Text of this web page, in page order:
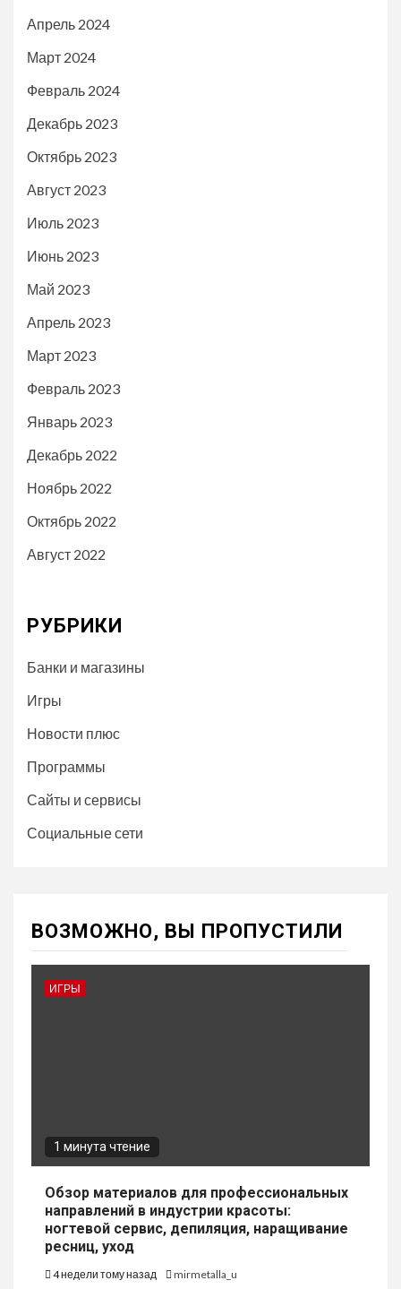
Апрель 2024
Март 2024
Февраль 2024
Декабрь 2023
Октябрь 2023
Август 2023
Июль 2023
Июнь 2023
Май 2023
Апрель 2023
Март 2023
Февраль 2023
Январь 2023
Декабрь 2022
Ноябрь 2022
Октябрь 2022
Август 2022
РУБРИКИ
Банки и магазины
Игры
Новости плюс
Программы
Сайты и сервисы
Социальные сети
ВОЗМОЖНО, ВЫ ПРОПУСТИЛИ
ИГРЫ
1 минута чтение
Обзор материалов для профессиональных
направлений в индустрии красоты:
ногтевой сервис, депиляция, наращивание
ресниц, уход
4 недели тому назад mirmetalla_u